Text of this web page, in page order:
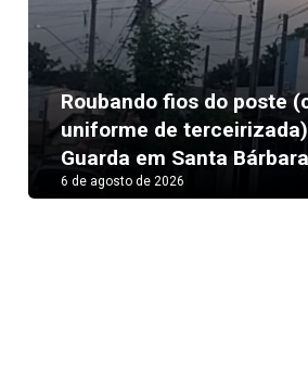
Roubando fios do poste
uniforme de
Guarda em Santa Bárbara
6 de agosto de 2026